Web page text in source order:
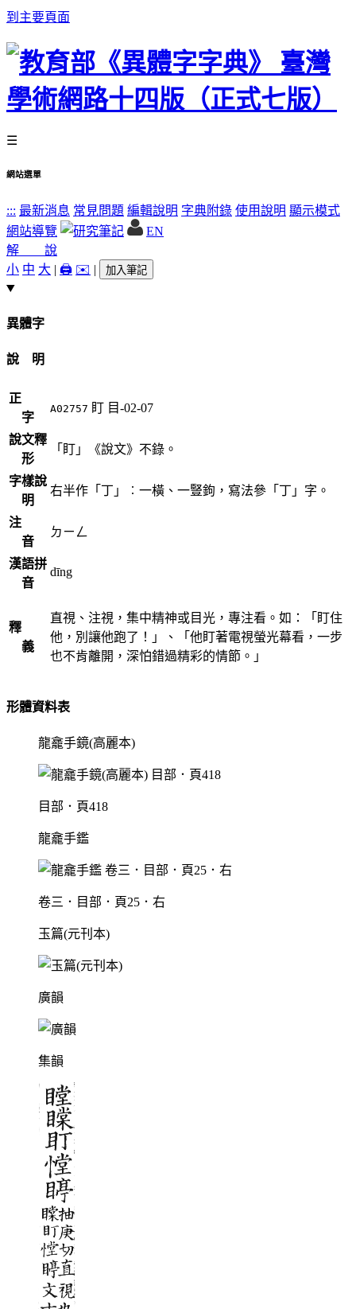
到主要頁面
☰
網站選單
::: 最新消息 常見問題 編輯說明 字典附錄 使用說明 顯示模式
網站導覽
EN
解 說
小 中 大 | 🖨️ ✉️ | 加入筆記
異體字
說 明
正
字
A02757 盯 目-02-07
說文釋
形
「盯」《說文》不錄。
字樣說
明
右半作「丁」︰一橫、一豎鉤，寫法參「丁」字。
注
音
ㄉㄧㄥ
漢語拼
音
dīng
釋
義
直視、注視，集中精神或目光，專注看。如：「盯住
他，別讓他跑了！」、「他盯著電視螢光幕看，一步
也不肯離開，深怕錯過精彩的情節。」
形體資料表
龍龕手鏡(高麗本)
目部．頁418
龍龕手鑑
卷三．目部．頁25．右
玉篇(元刊本)
廣韻
集韻